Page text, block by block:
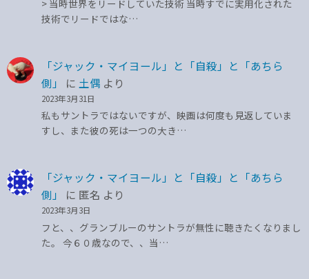
> 当時世界をリードしていた技術 当時すでに実用化された
技術でリードではな…
「ジャック・マイヨール」と「自殺」と「あちら
側」
に 土偶 より
2023年3月31日
私もサントラではないですが、映画は何度も見返していま
すし、また彼の死は一つの大き…
「ジャック・マイヨール」と「自殺」と「あちら
側」
に 匿名 より
2023年3月3日
フと、、グランブルーのサントラが無性に聴きたくなりまし
た。 今６０歳なので、、当…